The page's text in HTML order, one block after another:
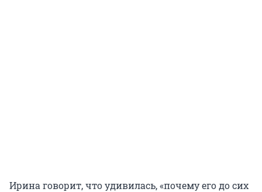
Ирина говорит, что удивилась, «почему его до сих